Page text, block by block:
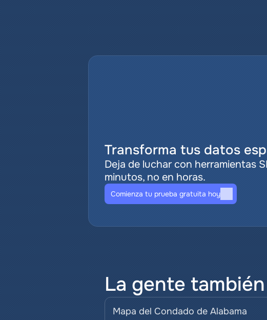
Transforma tus datos
Deja de luchar con herramientas
minutos, no en horas.
Comienza tu prueba gratuita hoy
La gente
Mapa del Condado de Alabama